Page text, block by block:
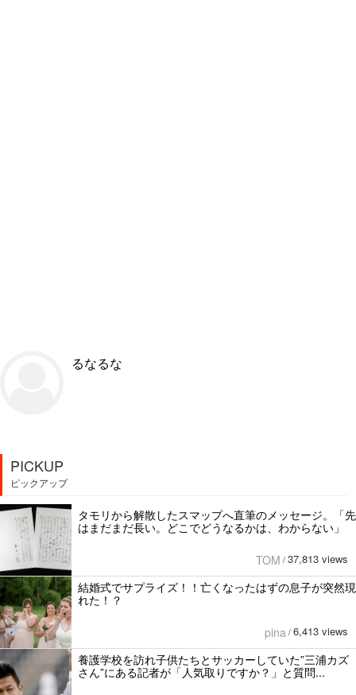
るなるな
PICKUP
ピックアップ
タモリから解散したスマップへ直筆のメッセージ。「先
はまだまだ長い。どこでどうなるかは、わからない」
TOM / 37,813 views
結婚式でサプライズ！！亡くなったはずの息子が突然現
れた！？
pina / 6,413 views
養護学校を訪れ子供たちとサッカーしていた”三浦カズ
さん”にある記者が「人気取りですか？」と質問...